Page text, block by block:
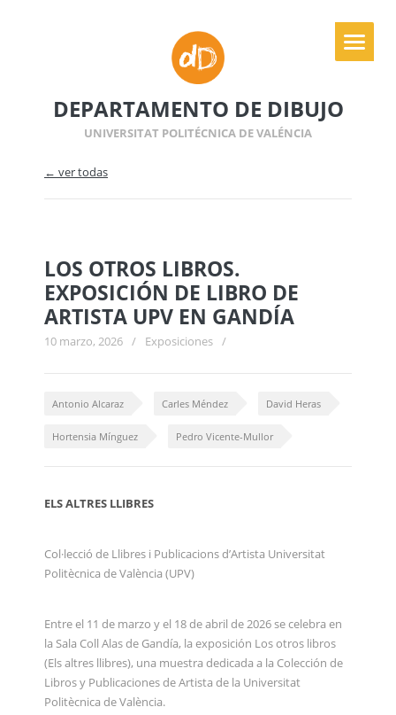
DEPARTAMENTO DE DIBUJO
UNIVERSITAT POLITÉCNICA DE VALÉNCIA
← ver todas
LOS OTROS LIBROS.
EXPOSICIÓN DE LIBRO DE
ARTISTA UPV EN GANDÍA
10 marzo, 2026 / Exposiciones /
Antonio Alcaraz Carles Méndez David Heras
Hortensia Mínguez Pedro Vicente-Mullor
ELS ALTRES LLIBRES
Col·lecció de Llibres i Publicacions d’Artista Universitat
Politècnica de València (UPV)
Entre el 11 de marzo y el 18 de abril de 2026 se celebra en
la Sala Coll Alas de Gandía, la exposición Los otros libros
(Els altres llibres), una muestra dedicada a la Colección de
Libros y Publicaciones de Artista de la Universitat
Politècnica de València.